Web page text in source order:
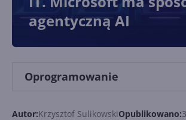
agentyczną AI
Oprogramowanie
Autor:Krzysztof SulikowskiOpublikowano: